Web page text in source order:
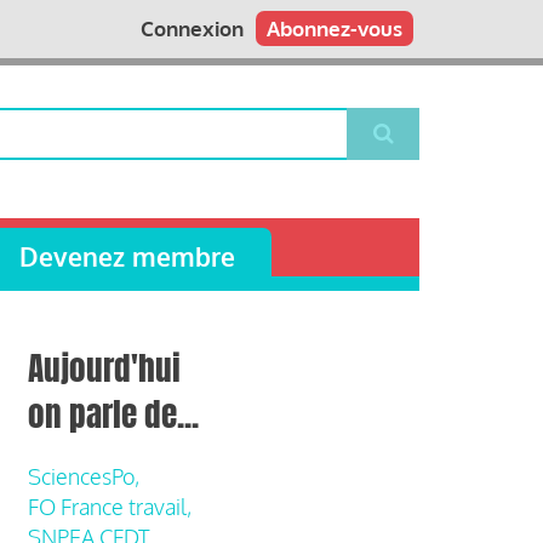
Abonnez-vous
Connexion
Devenez membre
Aujourd'hui
on parle de...
SciencesPo,
FO France travail,
SNPEA CFDT